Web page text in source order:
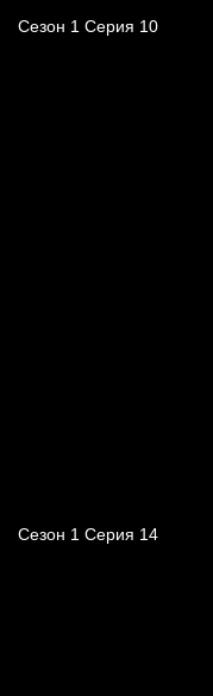
Сезон 1 Серия 10
Сезон 1 Серия 14